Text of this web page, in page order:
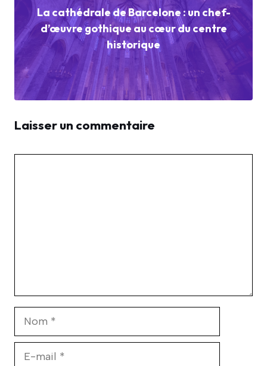
La cathédrale de Barcelone : un chef-
d’œuvre gothique au cœur du centre
historique
Laisser un commentaire